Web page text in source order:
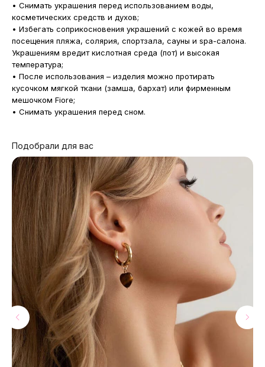
• Снимать украшения перед использованием воды,
косметических средств и духов;
• Избегать соприкосновения украшений с кожей во время
посещения пляжа, солярия, спортзала, сауны и spa-салона.
Украшениям вредит кислотная среда (пот) и высокая
температура;
• После использования – изделия можно протирать
кусочком мягкой ткани (замша, бархат) или фирменным
мешочком Fiore;
• Снимать украшения перед сном.
Подобрали для вас
МАГАЗИНЫ
Потрогать, примерить,
ВЛЮБИТЬСЯ И КУПИТЬ
наш бренд вы можете по адресу